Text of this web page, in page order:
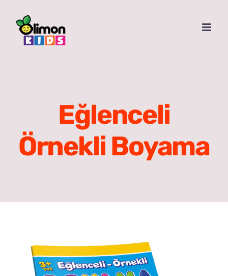
content
Eğlenceli
Örnekli Boyama